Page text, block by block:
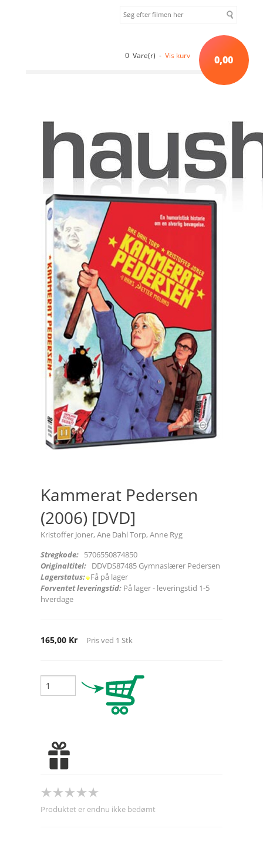
0 Vare(r) - Vis kurv 0,00
Sortiment uden kategori Kammerat Pedersen (2006) [DVD]
Kammerat Pedersen
(2006) [DVD]
Kristoffer Joner, Ane Dahl Torp, Anne Ryg
Stregkode: 5706550874850
Originaltitel: DDVDS87485 Gymnaslærer Pedersen
Lagerstatus: Få på lager
Forventet leveringstid: På lager - leveringstid 1-5
hverdage
165,00 Kr Pris ved 1 Stk
Produktet er endnu ikke bedømt